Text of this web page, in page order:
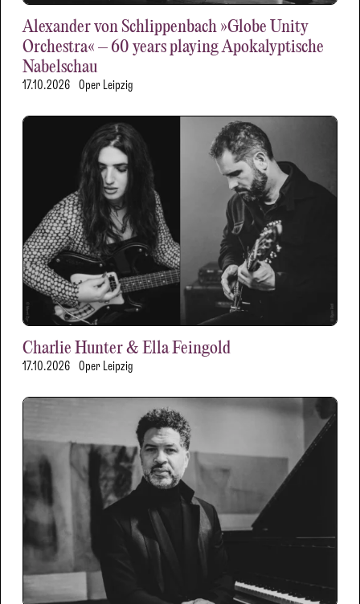
Alexander von Schlippenbach »Globe Unity
Orchestra« – 60 years playing Apokalyptische
Nabelschau
17.10.2026 Oper Leipzig
Charlie Hunter & Ella Feingold
17.10.2026 Oper Leipzig